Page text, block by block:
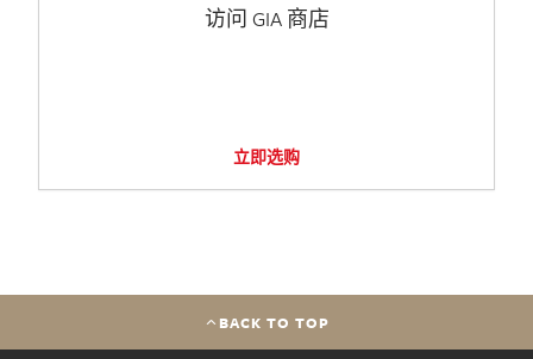
访问 GIA 商店
立即选购
BACK TO TOP